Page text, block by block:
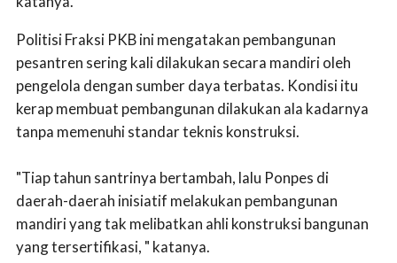
Politisi Fraksi PKB ini mengatakan pembangunan
pesantren sering kali dilakukan secara mandiri oleh
pengelola dengan sumber daya terbatas. Kondisi itu
kerap membuat pembangunan dilakukan ala kadarnya
tanpa memenuhi standar teknis konstruksi.
"Tiap tahun santrinya bertambah, lalu Ponpes di
daerah-daerah inisiatif melakukan pembangunan
mandiri yang tak melibatkan ahli konstruksi bangunan
yang tersertifikasi, " katanya.